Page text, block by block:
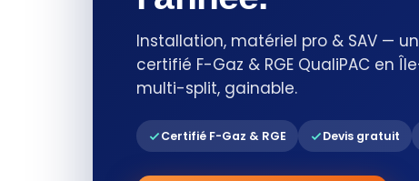
Installation, matériel pro & SAV —
certifié F-Gaz & RGE QualiPAC en
multi-split, gainable.
Certifié F-Gaz & RGE Devis gratuit